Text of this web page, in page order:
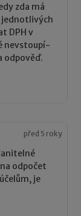
zda má
DPH v
nevstoupí-
odpověď.
před 5 roky
odpočet
je